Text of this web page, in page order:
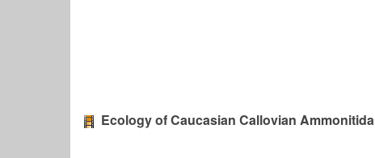
Ecology of Caucasian Callovian Ammonitida